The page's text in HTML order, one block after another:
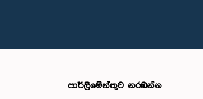
පාර්ලි‌මේන්තුව නරඹන්න